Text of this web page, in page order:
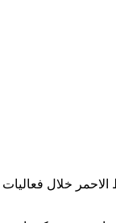
الدورة ال 76 لمهرجان